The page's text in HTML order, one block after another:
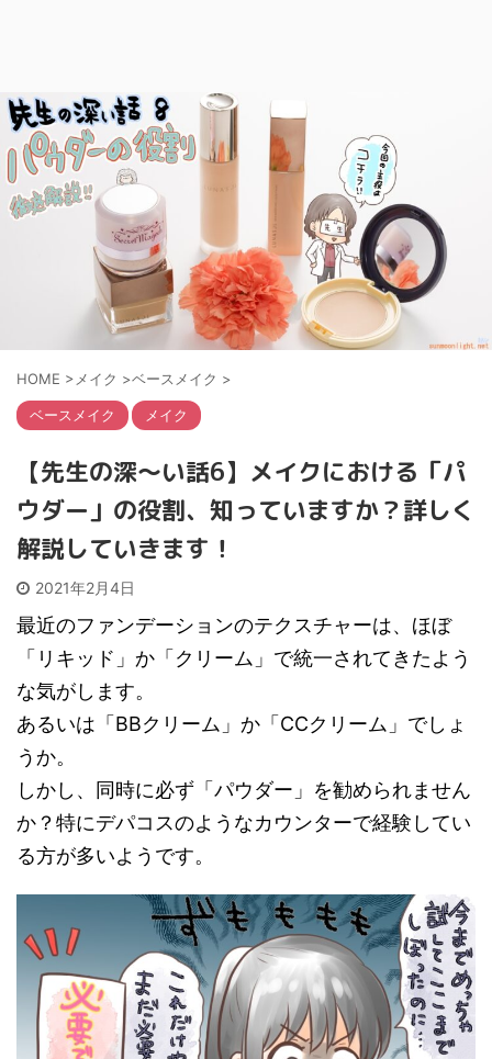
HOME > メイク >ベースメイク >
ベースメイク メイク
【先生の深～い話6】メイクにおける「パ
ウダー」の役割、知っていますか？詳しく
解説していきます！
2021年2月4日
最近のファンデーションのテクスチャーは、ほぼ
「リキッド」か「クリーム」で統一されてきたよう
な気がします。
あるいは「BBクリーム」か「CCクリーム」でしょ
うか。
しかし、同時に必ず「パウダー」を勧められません
か？特にデパコスのようなカウンターで経験してい
る方が多いようです。